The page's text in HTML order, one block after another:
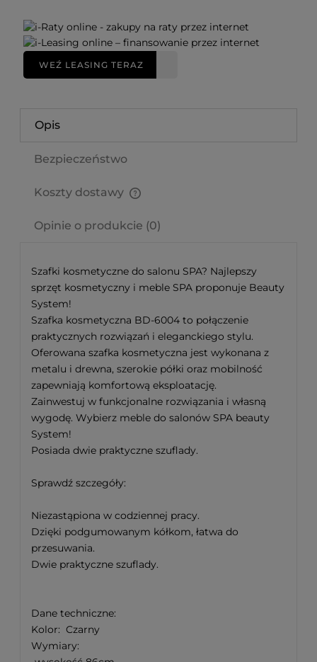
WEŹ LEASING TERAZ
Opis
Bezpieczeństwo
Koszty dostawy
Opinie o produkcie (0)
Szafki kosmetyczne do salonu SPA? Najlepszy
sprzęt kosmetyczny i meble SPA proponuje Beauty
System!
Szafka kosmetyczna BD-6004 to połączenie
praktycznych rozwiązań i eleganckiego stylu.
Oferowana szafka kosmetyczna jest wykonana z
metalu i drewna, szerokie półki oraz mobilność
zapewniają komfortową eksploatację.
Zainwestuj w funkcjonalne rozwiązania i własną
wygodę. Wybierz meble do salonów SPA beauty
System!
Posiada dwie praktyczne szuflady.
Sprawdź szczegóły:
Niezastąpiona w codziennej pracy.
Dzięki podgumowanym kółkom, łatwa do
przesuwania.
Dwie praktyczne szuflady.
Dane techniczne:
Kolor: Czarny
Wymiary: